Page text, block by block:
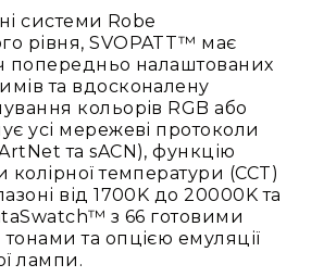
Процесори
та
кросовери
Сплітери,
суматори,
ді-
бокси
Аксесуари
та
компоненти
Аудикомп'ютери
системи Robe
рівня, SVOPATT™ має
попередньо налаштованих
та вдосконалену
кольорів RGB або
усі мережеві протоколи
та sACN), функцію
колірної температури (CCT)
від 1700K до 20000K та
з 66 готовими
та опцією емуляції
лампи.